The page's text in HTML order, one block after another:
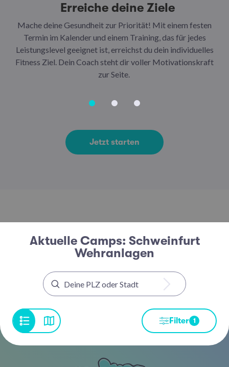
Erreiche deine Ziele
Mache deine Gesundheit zur Priorität! Mit einem festen
Termin im Kalender und einem Training, das für jedes
Leistungslevel geeignet ist, erreichst du dein individuelles
Fitness Ziel. Dein Coach steht dir voller Motivationskraft
zur Seite.
Jetzt starten
Aktuelle Camps: Schweinfurt
Wehranlagen
Filter 1